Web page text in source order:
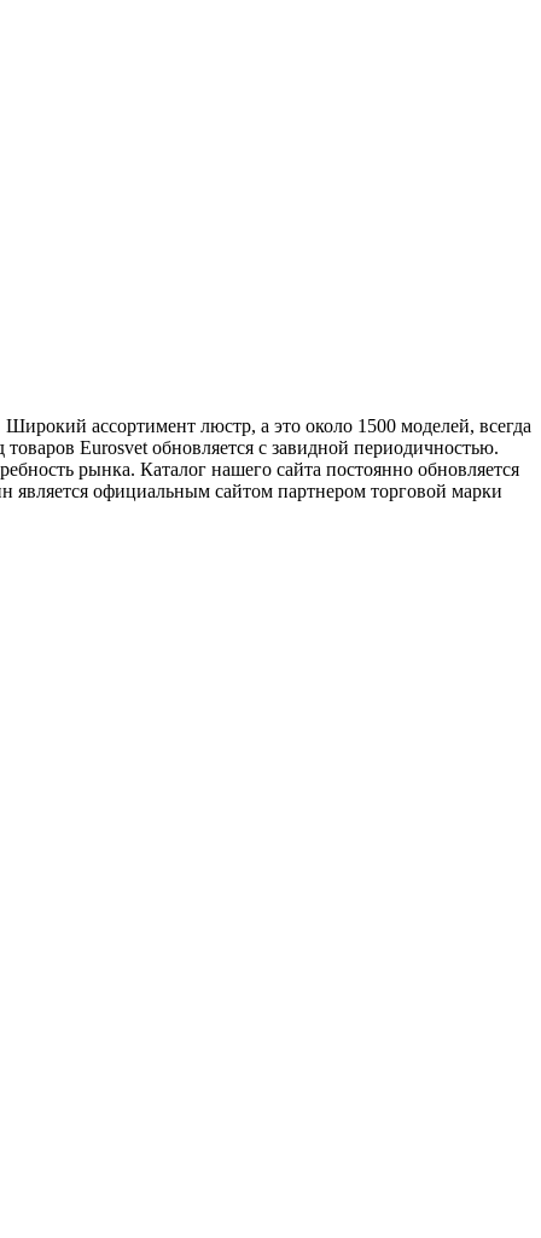
ассортимент люстр, а это около 1500 моделей, всегда
Eurosvet обновляется с завидной периодичностью.
рынка. Каталог нашего сайта постоянно обновляется
является официальным сайтом партнером торговой марки